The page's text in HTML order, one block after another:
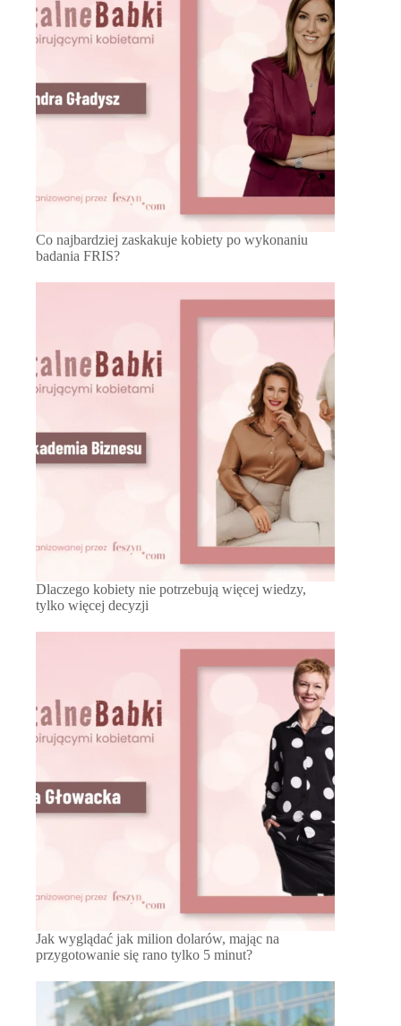
Co najbardziej zaskakuje kobiety po wykonaniu
badania FRIS?
Dlaczego kobiety nie potrzebują więcej wiedzy,
tylko więcej decyzji
Jak wyglądać jak milion dolarów, mając na
przygotowanie się rano tylko 5 minut?